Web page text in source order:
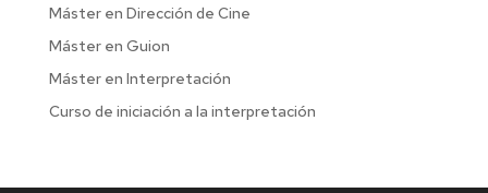
Máster en Dirección de Cine
Máster en Guion
Máster en Interpretación
Curso de iniciación a la interpretación